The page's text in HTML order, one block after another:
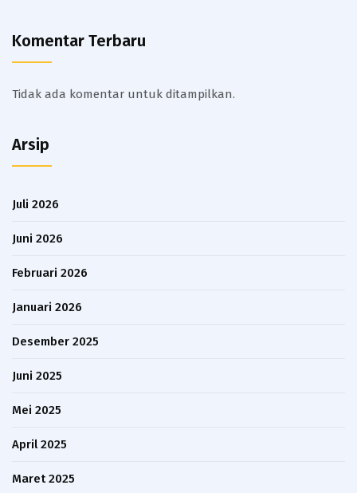
Komentar Terbaru
Tidak ada komentar untuk ditampilkan.
Arsip
Juli 2026
Juni 2026
Februari 2026
Januari 2026
Desember 2025
Juni 2025
Mei 2025
April 2025
Maret 2025